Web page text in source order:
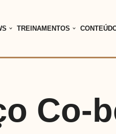
TREINAMENTOS
Co-